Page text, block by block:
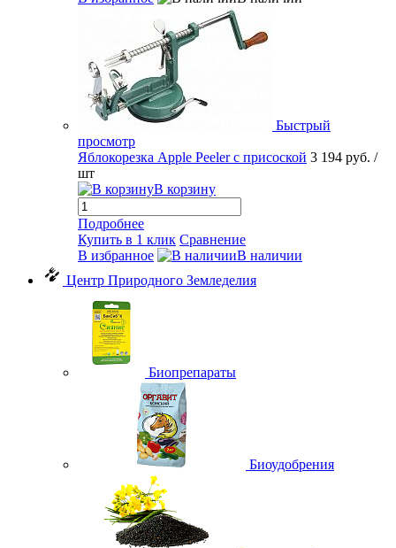
Быстрый
просмотр
Яблокорезка Apple Peeler с присоской 3 194 руб. /
шт
В корзину
Подробнее
Купить в 1 клик Сравнение
В избранное
В наличии
Центр Природного Земледелия
Биопрепараты
Биоудобрения